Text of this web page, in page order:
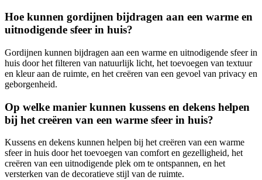
Hoe kunnen gordijnen bijdragen aan een warme en
uitnodigende sfeer in huis?
Gordijnen kunnen bijdragen aan een warme en uitnodigende sfeer in
huis door het filteren van natuurlijk licht, het toevoegen van textuur
en kleur aan de ruimte, en het creëren van een gevoel van privacy en
geborgenheid.
Op welke manier kunnen kussens en dekens helpen
bij het creëren van een warme sfeer in huis?
Kussens en dekens kunnen helpen bij het creëren van een warme
sfeer in huis door het toevoegen van comfort en gezelligheid, het
creëren van een uitnodigende plek om te ontspannen, en het
versterken van de decoratieve stijl van de ruimte.